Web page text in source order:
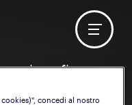
vuoi configurare
concedi al nostro